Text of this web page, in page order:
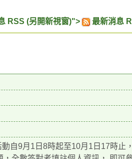
RSS (另開新視窗)"> 最新消息
自9月1日8時起至10月1日17時止